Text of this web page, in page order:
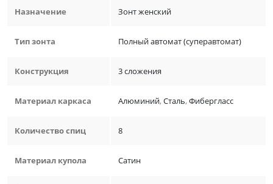
Назначение Зонт женский
Тип зонта Полный автомат (суперавтомат)
Конструкция 3 сложения
Материал каркаса Алюминий,Сталь,Фибергласс
Количество спиц 8
Материал купола Сатин